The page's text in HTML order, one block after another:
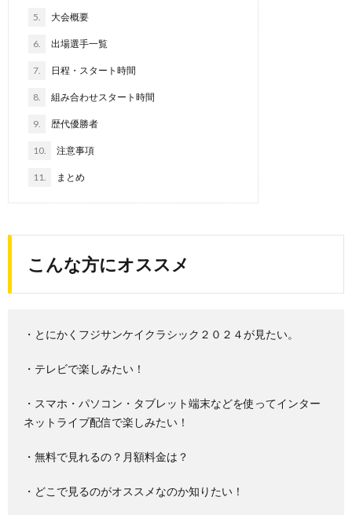
5. 大会概要
6. 出場選手一覧
7. 日程・スタート時間
8. 組み合わせスタート時間
9. 歴代優勝者
10. 注意事項
11. まとめ
こんな方にオススメ
・とにかくフジサンケイクラシック２０２４が見たい。
・テレビで楽しみたい！
・スマホ・パソコン・タブレット端末などを使ってインター
ネットライブ配信で楽しみたい！
・無料で見れるの？月額料金は？
・どこで見るのがオススメなのか知りたい！